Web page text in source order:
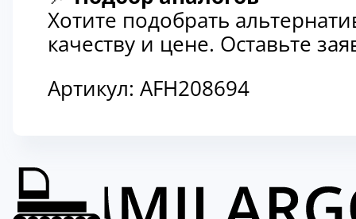
Хотите подобрать
качеству и цене. Оставьте
Артикул: AFH208694